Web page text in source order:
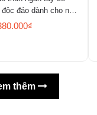
đáo dành cho nữ
thêm